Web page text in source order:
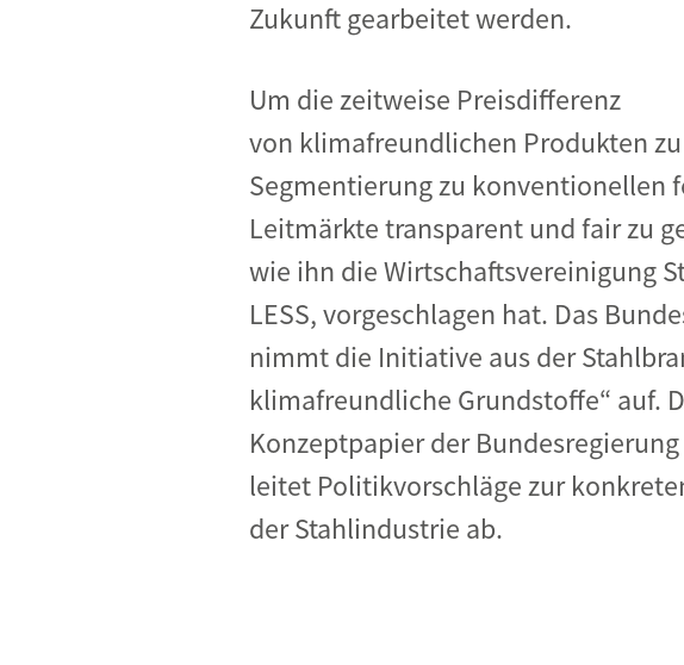
Zukunft gearbeitet werden.
Um die zeitweise Preisdifferenz
von klimafreundlichen Produkten
Segmentierung zu konventionellen
Leitmärkte transparent und fair zu
wie ihn die Wirtschaftsvereinigung
LESS, vorgeschlagen hat. Das
nimmt die Initiative aus der
klimafreundliche Grundstoffe“ auf.
Konzeptpapier der
leitet Politikvorschläge zur
der Stahlindustrie ab.